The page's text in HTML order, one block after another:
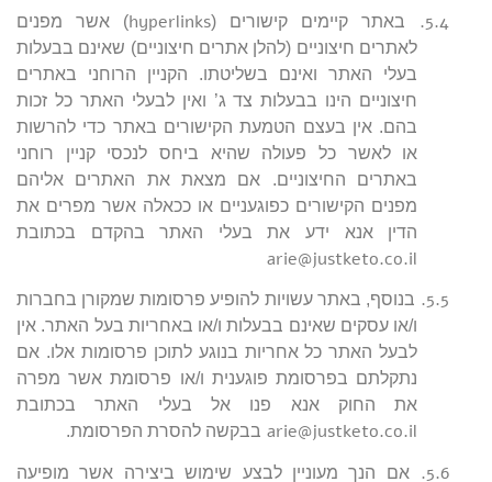
5.4. באתר קיימים קישורים (hyperlinks) אשר מפנים
לאתרים חיצוניים (להלן אתרים חיצוניים) שאינם בבעלות
בעלי האתר ואינם בשליטתו. הקניין הרוחני באתרים
חיצוניים הינו בבעלות צד ג’ ואין לבעלי האתר כל זכות
בהם. אין בעצם הטמעת הקישורים באתר כדי להרשות
או לאשר כל פעולה שהיא ביחס לנכסי קניין רוחני
באתרים החיצוניים. אם מצאת את האתרים אליהם
מפנים הקישורים כפוגעניים או ככאלה אשר מפרים את
הדין אנא ידע את בעלי האתר בהקדם בכתובת
arie@justketo.co.il
5.5.
בנוסף, באתר עשויות להופיע פרסומות שמקורן בחברות
ו/או עסקים שאינם בבעלות ו/או באחריות בעל האתר. אין
לבעל האתר כל אחריות בנוגע לתוכן פרסומות אלו. אם
נתקלתם בפרסומת פוגענית ו/או פרסומת אשר מפרה
את החוק אנא פנו אל בעלי האתר בכתובת
arie@justketo.co.il בבקשה להסרת הפרסומת.
5.6.
אם הנך מעוניין לבצע שימוש ביצירה אשר מופיעה